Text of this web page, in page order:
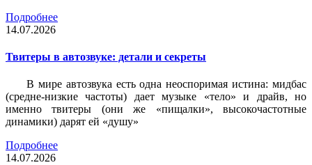
Подробнее
14.07.2026
Твитеры в автозвуке: детали и секреты
В мире автозвука есть одна неоспоримая истина: мидбас
(средне-низкие частоты) дает музыке «тело» и драйв, но
именно твитеры (они же «пищалки», высокочастотные
динамики) дарят ей «душу»
Подробнее
14.07.2026